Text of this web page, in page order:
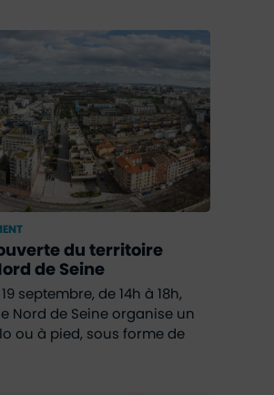
du territoire
de Seine
septembre, de 14h à 18h,
Nord de Seine organise un
ou à pied, sous forme de